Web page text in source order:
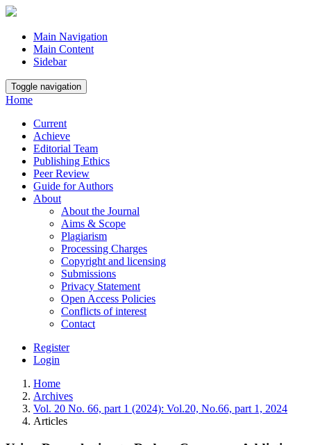
Main Navigation
Main Content
Sidebar
Toggle navigation
Home
Current
Achieve
Editorial Team
Publishing Ethics
Peer Review
Guide for Authors
About
About the Journal
Aims & Scope
Plagiarism
Processing Charges
Copyright and licensing
Submissions
Privacy Statement
Open Access Policies
Conflicts of interest
Contact
Register
Login
Home
Archives
Vol. 20 No. 66, part 1 (2024): Vol.20, No.66, part 1, 2024
Articles